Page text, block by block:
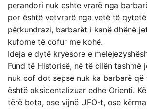
perandori nuk eshte vrarë nga
por është vetvrarë nga vetë të
përkundrazi, barbarët i kanë dhënë
kufome të cofur me kohë.
Ideja e dytë kryesore e
Fund të Historisë, në të cilën tashmë
nuk cof dot sepse nuk ka barbarë që
është oksidentalizuar edhe Orienti.
tërë bota, ose vijnë UFO-t, ose